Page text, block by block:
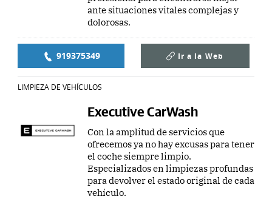
ante situaciones vitales complejas y
dolorosas.
919375349 Ir a la Web
LIMPIEZA DE VEHÍCULOS
Executive CarWash
Con la amplitud de servicios que
ofrecemos ya no hay excusas para tener
el coche siempre limpio.
Especializados en limpiezas profundas
para devolver el estado original de cada
vehículo.